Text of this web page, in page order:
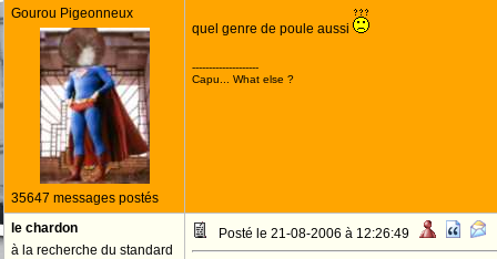
Gourou Pigeonneux
35647 messages postés
quel genre de poule aussi
--------------------
Capu... What else ?
le chardon
à la recherche du standard
Posté le 21-08-2006 à 12:26:49